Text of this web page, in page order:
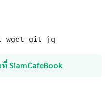
wget git jq
SiamCafeBook